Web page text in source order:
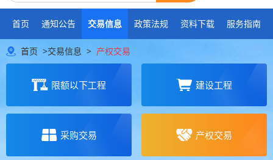
首页 通知公告 交易信息 政策法规 资料下载 服务指南
首页 >交易信息 > 产权交易
限额以下工程 建设工程
采购交易 产权交易